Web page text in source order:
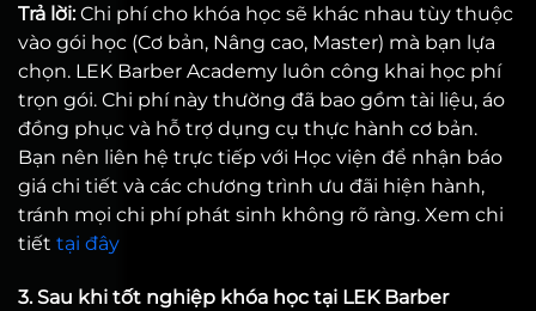
Trả lời:Chi phí cho khóa học sẽ khác nhau tùy thuộc
vào gói học (Cơ bản, Nâng cao, Master) mà bạn lựa
chọn. LEK Barber Academy luôn công khai học phí
trọn gói. Chi phí này thường đã bao gồm tài liệu, áo
đồng phục và hỗ trợ dụng cụ thực hành cơ bản.
Bạn nên liên hệ trực tiếp với Học viện để nhận báo
giá chi tiết và các chương trình ưu đãi hiện hành,
tránh mọi chi phí phát sinh không rõ ràng. Xem chi
tiết tại đây
3. Sau khi tốt nghiệp khóa học tại LEK Barber